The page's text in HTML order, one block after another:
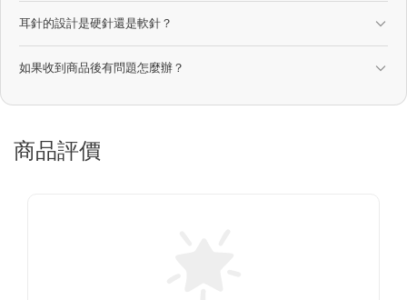
耳針的設計是硬針還是軟針？
如果收到商品後有問題怎麼辦？
商品評價